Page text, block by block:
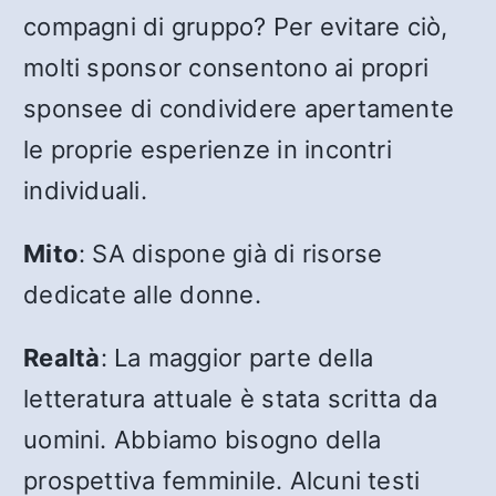
compagni di gruppo? Per evitare ciò,
molti sponsor consentono ai propri
sponsee di condividere apertamente
le proprie esperienze in incontri
individuali.
Mito: SA dispone già di risorse
dedicate alle donne.
Realtà: La maggior parte della
letteratura attuale è stata scritta da
uomini. Abbiamo bisogno della
prospettiva femminile. Alcuni testi